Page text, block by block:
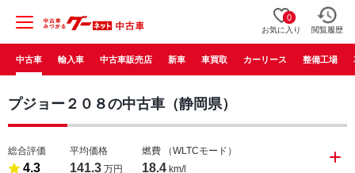
0
お気に入り 閲覧履歴
中古車 輸入車 中古車販売店 新車 車買取 カーリース 整備工場
プジョー２０８の中古車（静岡県）
総合評価
4.3
平均価格
141.3 万円
燃費 （WLTCモード）
18.4 km/l